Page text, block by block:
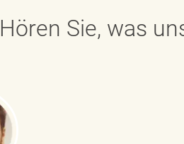
Hören Sie, was